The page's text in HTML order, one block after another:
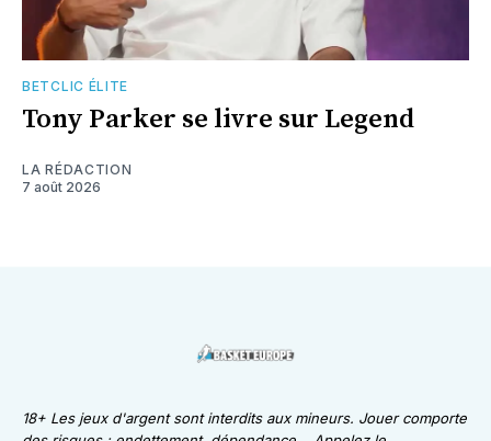
BETCLIC ÉLITE
Tony Parker se livre sur Legend
LA RÉDACTION
7 août 2026
18+ Les jeux d'argent sont interdits aux mineurs. Jouer comporte